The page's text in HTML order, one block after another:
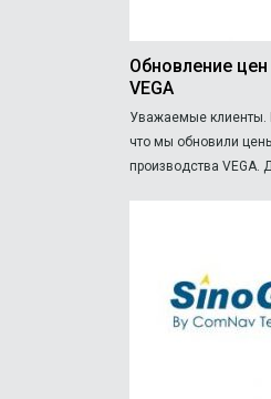
Обновление
VEGA
Уважаемые
что мы обновили
производства VEGA.